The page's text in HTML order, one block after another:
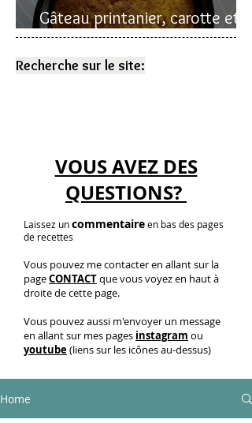
Gâteau printanier, carotte et
rhubarbe
Recherche sur le site:
VOUS AVEZ DES
QUESTIONS?
Laissez uncommentaireen bas des pages
de recettes
Vous pouvez me contacter en allant sur la
pageCONTACTque vous voyez en haut à
droite de cette page.
Vous pouvez aussi m'envoyer un message
en allant sur mes pages instagram ou
youtube(liens sur les icônes au-dessus)
Home